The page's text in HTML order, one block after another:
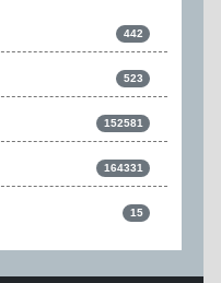
442
523
152581
164331
15